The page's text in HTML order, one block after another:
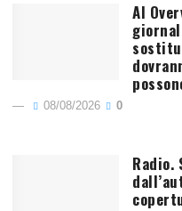
AI
08/08/2026 0
Radio.